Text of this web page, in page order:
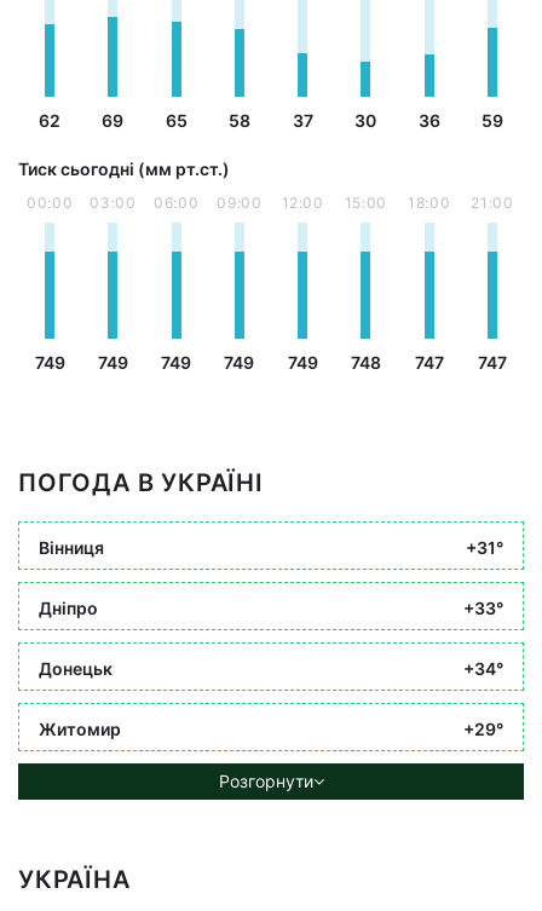
62 69 65 58 37 30 36 59
Тиск сьогодні (мм рт.ст.)
00:00
749
03:00
749
06:00
749
09:00
749
12:00
749
15:00
748
18:00
747
21:00
747
ПОГОДА В УКРАЇНІ
Вінниця +31°
Дніпро +33°
Донецьк +34°
Житомир +29°
Розгорнути
УКРАЇНА